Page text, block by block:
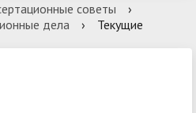
советы
›
дела › Текущие